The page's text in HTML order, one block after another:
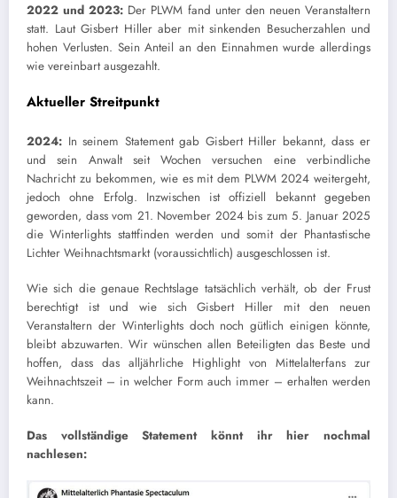
2022 und 2023: Der PLWM fand unter den neuen Veranstaltern
statt. Laut Gisbert Hiller aber mit sinkenden Besucherzahlen und
hohen Verlusten. Sein Anteil an den Einnahmen wurde allerdings
wie vereinbart ausgezahlt.
Aktueller Streitpunkt
2024: In seinem Statement gab Gisbert Hiller bekannt, dass er
und sein Anwalt seit Wochen versuchen eine verbindliche
Nachricht zu bekommen, wie es mit dem PLWM 2024 weitergeht,
jedoch ohne Erfolg. Inzwischen ist offiziell bekannt gegeben
geworden, dass vom 21. November 2024 bis zum 5. Januar 2025
die Winterlights stattfinden werden und somit der Phantastische
Lichter Weihnachtsmarkt (voraussichtlich) ausgeschlossen ist.
Wie sich die genaue Rechtslage tatsächlich verhält, ob der Frust
berechtigt ist und wie sich Gisbert Hiller mit den neuen
Veranstaltern der Winterlights doch noch gütlich einigen könnte,
bleibt abzuwarten. Wir wünschen allen Beteiligten das Beste und
hoffen, dass das alljährliche Highlight von Mittelalterfans zur
Weihnachtszeit – in welcher Form auch immer – erhalten werden
kann.
Das vollständige Statement könnt ihr hier nochmal
nachlesen: